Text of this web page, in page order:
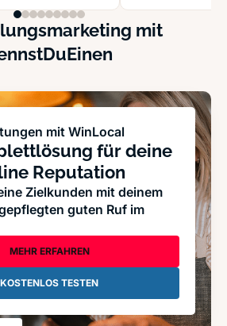
mit
mit WinLocal
für deine
Reputation
Zielkunden mit deinem
guten Ruf im
MEHR ERFAHREN
KOSTENLOS TESTEN